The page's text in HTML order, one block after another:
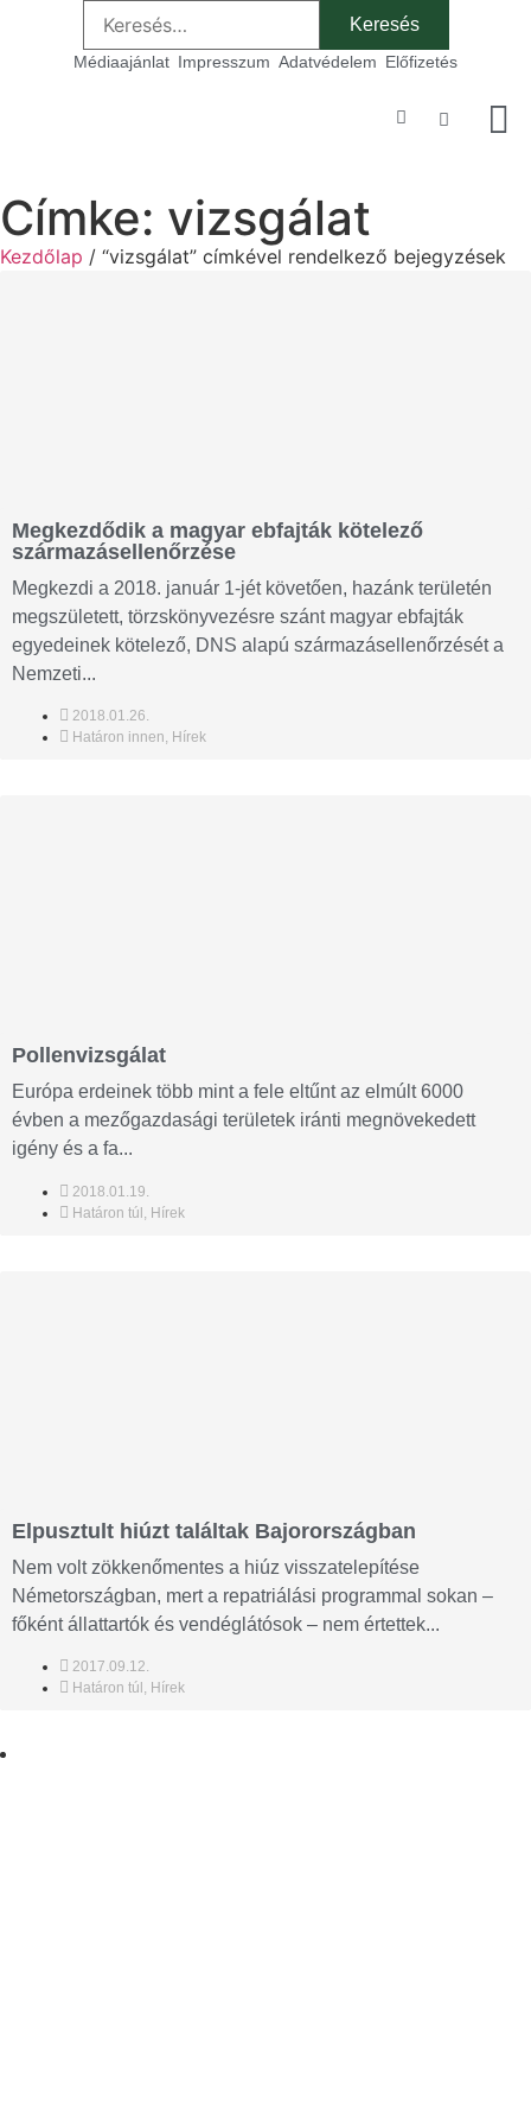
Médiaajánlat Impresszum Adatvédelem Előfizetés
Címke: vizsgálat
Kezdőlap / “vizsgálat” címkével rendelkező bejegyzések
Megkezdődik a magyar ebfajták kötelező
származásellenőrzése
Megkezdi a 2018. január 1-jét követően, hazánk területén
megszületett, törzskönyvezésre szánt magyar ebfajták
egyedeinek kötelező, DNS alapú származásellenőrzését a
Nemzeti...
2018.01.26.
Határon innen, Hírek
Pollenvizsgálat
Európa erdeinek több mint a fele eltűnt az elmúlt 6000
évben a mezőgazdasági területek iránti megnövekedett
igény és a fa...
2018.01.19.
Határon túl Hírek
Elpusztult hiúzt találtak Bajorországban
Nem volt zökkenőmentes a hiúz visszatelepítése
Németországban, mert a repatriálási programmal sokan –
főként állattartók és vendéglátósok – nem értettek...
2017.09.12.
Határon túl , Hírek